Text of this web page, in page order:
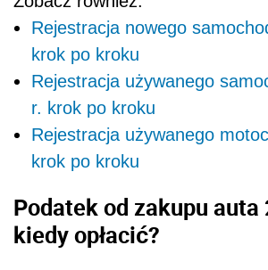
Rejestracja nowego
krok po kroku
Rejestracja używanego
r. krok po kroku
Rejestracja używanego
krok po kroku
Podatek od zakupu
kiedy opłacić?